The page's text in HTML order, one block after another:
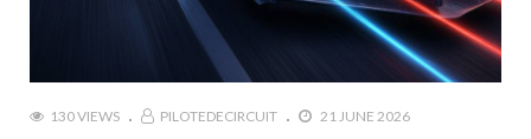
130 VIEWS PILOTEDECIRCUIT 21 JUNE 2026